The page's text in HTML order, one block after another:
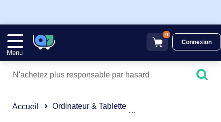
Menu
0
Connexion
Accueil Ordinateur & Tablette